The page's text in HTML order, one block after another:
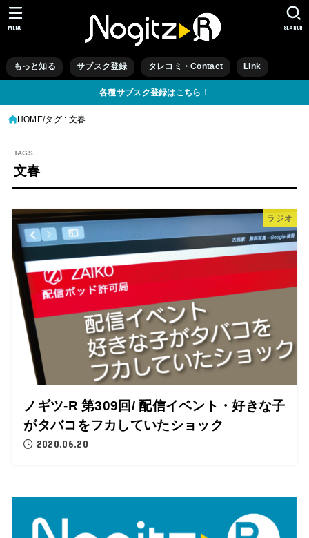
もっと知る サブスク登録 タレコミ・Contact Link
SEARCH
MENU
各種サブスク登録はこちら！
HOME タグ : 文春
文春
ラジオ
ノギツ-R 第309回/ 配信イベント・好きな子
がタバコをフカしていたショック
2020.06.20